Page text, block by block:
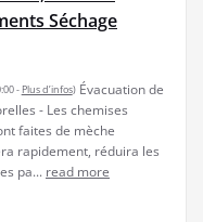
Séchage
- Plus d’infos) Évacuation de
- Les chemises
faites de mèche
rapidement, réduira les
pa... read more